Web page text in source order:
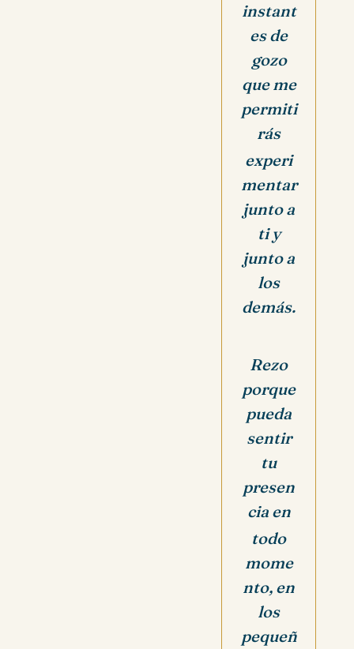
instant
es de
gozo
que me
permiti
rás
experi
mentar
junto a
ti y
junto a
los
demás.
Rezo
porque
pueda
sentir
tu
presen
cia en
todo
mome
nto, en
los
pequeñ